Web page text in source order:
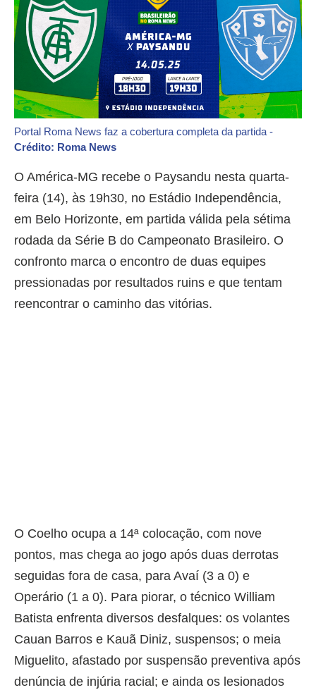
Portal Roma News faz a cobertura completa da partida -
Crédito: Roma News
O América-MG recebe o Paysandu nesta quarta-
feira (14), às 19h30, no Estádio Independência,
em Belo Horizonte, em partida válida pela sétima
rodada da Série B do Campeonato Brasileiro. O
confronto marca o encontro de duas equipes
pressionadas por resultados ruins e que tentam
reencontrar o caminho das vitórias.
O Coelho ocupa a 14ª colocação, com nove
pontos, mas chega ao jogo após duas derrotas
seguidas fora de casa, para Avaí (3 a 0) e
Operário (1 a 0). Para piorar, o técnico William
Batista enfrenta diversos desfalques: os volantes
Cauan Barros e Kauã Diniz, suspensos; o meia
Miguelito, afastado por suspensão preventiva após
denúncia de injúria racial; e ainda os lesionados